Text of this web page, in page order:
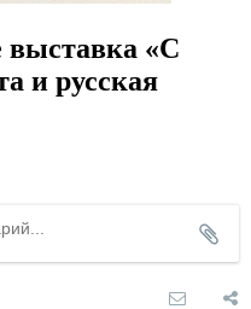
«С
и русская